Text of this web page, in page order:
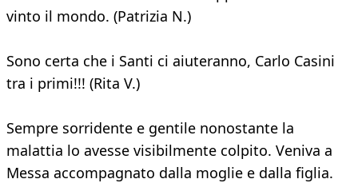
vinto il mondo. (Patrizia N.)
Sono certa che i Santi ci aiuteranno, Carlo Casini
tra i primi!!! (Rita V.)
Sempre sorridente e gentile nonostante la
malattia lo avesse visibilmente colpito. Veniva a
Messa accompagnato dalla moglie e dalla figlia.